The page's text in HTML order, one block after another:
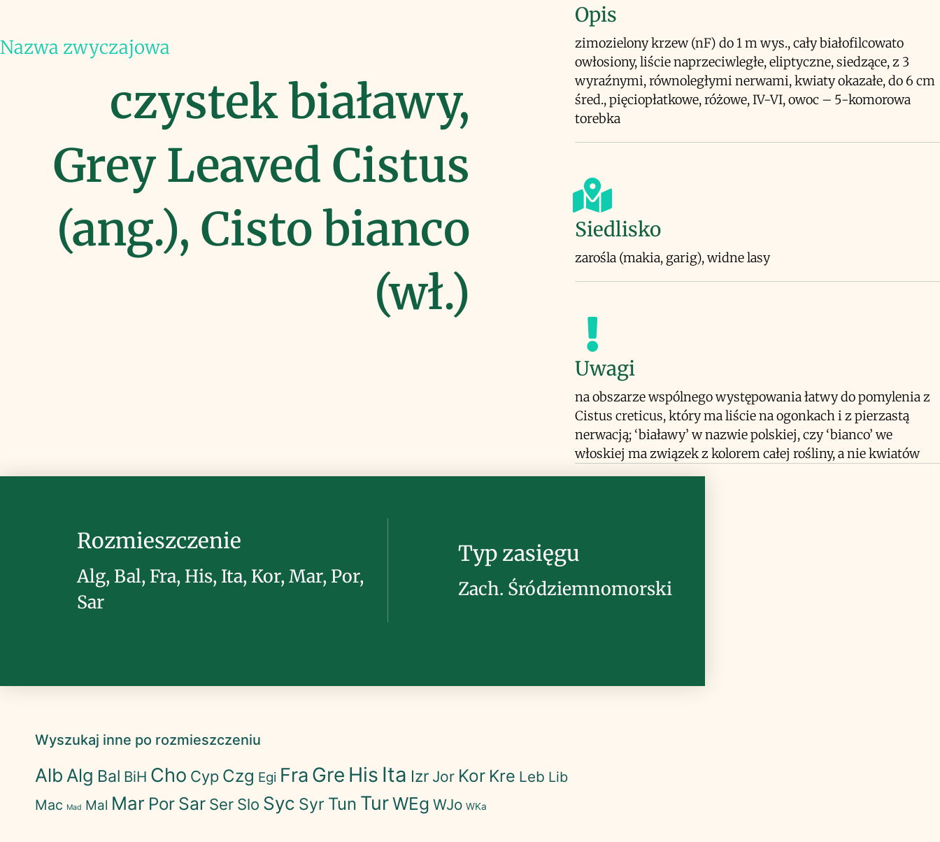
Nazwa zwyczajowa
czystek białawy,
Grey Leaved Cistus
(ang.), Cisto bianco
(wł.)
Opis
zimozielony krzew (nF) do 1 m wys., cały białofilcowato
owłosiony, liście naprzeciwległe, eliptyczne, siedzące, z 3
wyraźnymi, równoległymi nerwami, kwiaty okazałe, do 6 cm
śred., pięciopłatkowe, różowe, IV-VI, owoc – 5-komorowa
torebka
Siedlisko
zarośla (makia, garig), widne lasy
Uwagi
na obszarze wspólnego występowania łatwy do pomylenia z
Cistus creticus, który ma liście na ogonkach i z pierzastą
nerwacją; ‘białawy’ w nazwie polskiej, czy ‘bianco’ we
włoskiej ma związek z kolorem całej rośliny, a nie kwiatów
Rozmieszczenie
Alg, Bal, Fra, His, Ita, Kor, Mar, Por,
Sar
Typ zasięgu
Zach. Śródziemnomorski
Wyszukaj inne po rozmieszczeniu
Alb Alg Bal BiH Cho Cyp Czg Egi Fra Gre His Ita Izr Jor Kor Kre Leb Lib
Mac Mad Mal Mar Por Sar Ser Slo Syc Syr Tun TurWEg WJo WKa